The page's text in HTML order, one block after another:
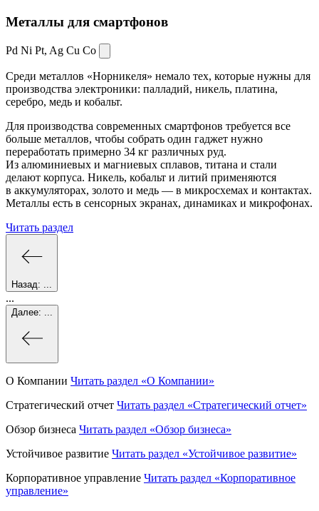
Металлы для смартфонов
Pd Ni Pt, Ag Cu Co
Среди металлов «Норникеля» немало тех, которые нужны для
производства электроники: палладий, никель, платина,
серебро, медь и кобальт.
Для производства современных смартфонов требуется все
больше металлов, чтобы собрать один гаджет нужно
переработать примерно 34 кг различных руд.
Из алюминиевых и магниевых сплавов, титана и стали
делают корпуса. Никель, кобальт и литий применяются
в аккумуляторах, золото и медь — в микросхемах и контактах.
Металлы есть в сенсорных экранах, динамиках и микрофонах.
Читать раздел
Назад:
...
Далее:
О Компании Читать раздел «О Компании»
Стратегический отчет Читать раздел «Стратегический отчет»
Обзор бизнеса Читать раздел «Обзор бизнеса»
Устойчивое развитие Читать раздел «Устойчивое развитие»
Корпоративное управление Читать раздел «Корпоративное
управление»